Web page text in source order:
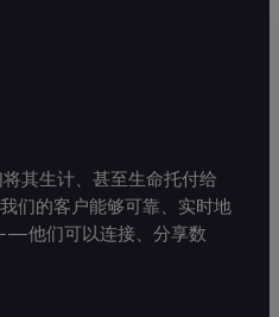
其生计、甚至生命托付给
们的客户能够可靠、实时地
他们可以连接、分享数